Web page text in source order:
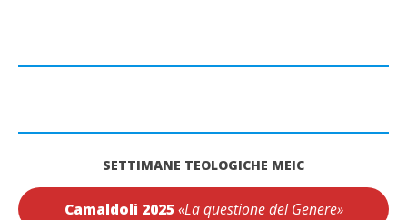
SETTIMANE TEOLOGICHE MEIC
Camaldoli 2025 «La questione del Genere»